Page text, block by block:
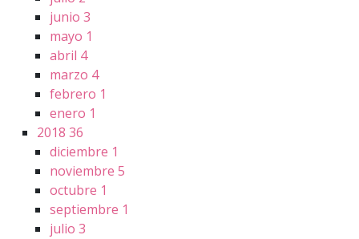
junio 3
mayo 1
abril 4
marzo 4
febrero 1
enero 1
2018 36
diciembre 1
noviembre 5
octubre 1
septiembre 1
julio 3